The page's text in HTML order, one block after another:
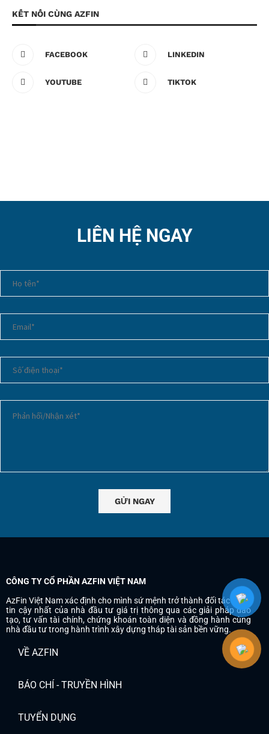
KẾT NỐI CÙNG AZFIN
FACEBOOK LINKEDIN
YOUTUBE TIKTOK
LIÊN HỆ NGAY
CÔNG TY CỔ PHẦN AZFIN VIỆT NAM
AzFin Việt Nam xác định cho mình sứ mệnh trở thành đối tác đáng
tin cậy nhất của nhà đầu tư giá trị thông qua các giải pháp đào
tạo, tư vấn tài chính, chứng khoán toàn diện và đồng hành cùng
nhà đầu tư trong hành trình xây dựng tháp tài sản bền vững.
VỀ AZFIN
BÁO CHÍ - TRUYỀN HÌNH
TUYỂN DỤNG